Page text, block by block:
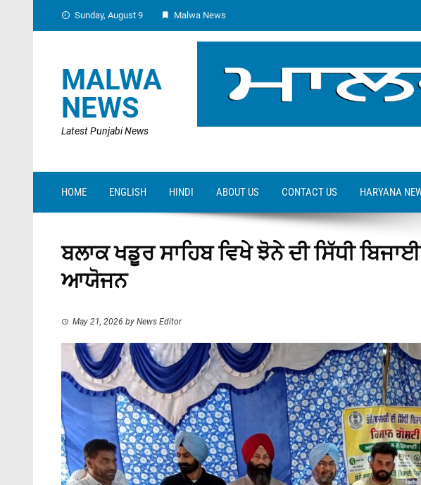
Sunday, August 9 Malwa News
MALWA
NEWS
Latest Punjabi News
HOME ENGLISH HINDI ABOUT US CONTACT US HARYANA
ਬਲਾਕ ਖਡੂਰ ਸਾਹਿਬ ਵਿਖੇ ਝੋਨੇ ਦੀ ਸਿੱਧੀ
ਆਯੋਜਨ
May 21, 2026 by News Editor